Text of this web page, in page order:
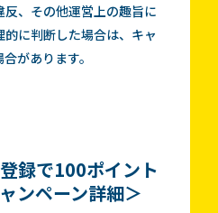
反、その他運営上の趣旨に
に判断した場合は、キャ
があります。
録で100ポイント
ンペーン詳細＞